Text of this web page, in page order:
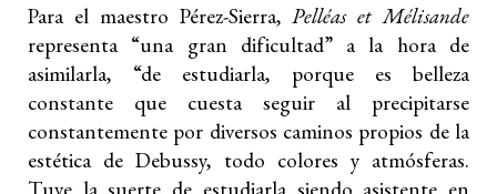
Para el maestro Pérez-Sierra,Pelléas et Mélisande
representa “una gran dificultad” a la hora de
asimilarla, “de estudiarla, porque es belleza
constante que cuesta seguir al precipitarse
constantemente por diversos caminos propios de la
estética de Debussy, todo colores y atmósferas.